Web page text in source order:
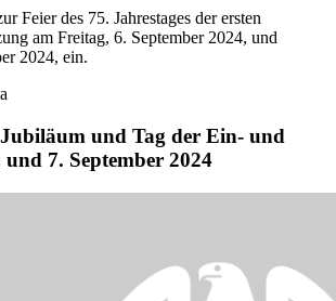
Feier des 75. Jahrestages der ersten
am Freitag, 6. September 2024, und
2024, ein.
und Tag der Ein- und
7. September 2024